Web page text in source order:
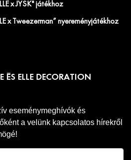
x JYSK" játékhoz
x Tweezerman” nyereményjátékhoz
ÉS ELLE DECORATION
eseménymeghívók és
a velünk kapcsolatos hírekről